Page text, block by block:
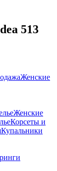
513
Женские
Женские
Корсеты и
Купальники